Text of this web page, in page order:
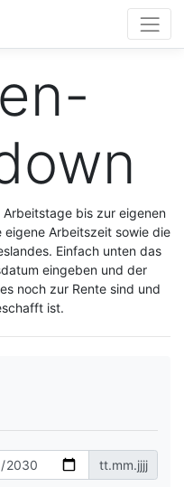
bis zur eigenen
Arbeitszeit sowie die
Einfach unten das
eingeben und der
noch zur Rente sind und
ist.
tt.mm.jjjj